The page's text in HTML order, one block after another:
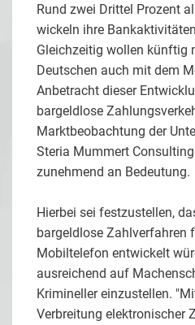
Rund zwei Drittel Prozent
wickeln ihre
Gleichzeitig wollen künftig
Deutschen auch mit dem
Anbetracht dieser
bargeldlose
Marktbeobachtung der
Steria Mummert
zunehmend an Bedeutung.
Hierbei sei festzustellen,
bargeldlose Zahlverfahren
Mobiltelefon entwickelt
ausreichend auf
Krimineller einzustellen.
Verbreitung elektronischer